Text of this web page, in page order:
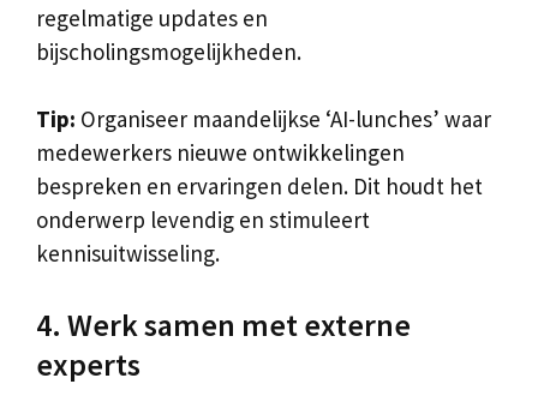
regelmatige updates en
bijscholingsmogelijkheden.
Tip: Organiseer maandelijkse ‘AI-lunches’ waar
medewerkers nieuwe ontwikkelingen
bespreken en ervaringen delen. Dit houdt het
onderwerp levendig en stimuleert
kennisuitwisseling.
4. Werk samen met externe
experts